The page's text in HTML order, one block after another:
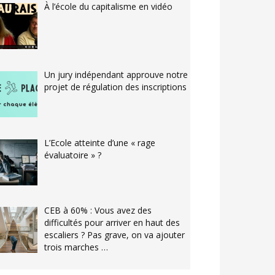
À l’école du capitalisme en vidéo
Un jury indépendant approuve notre
projet de régulation des inscriptions
L’Ecole atteinte d’une « rage
évaluatoire » ?
CEB à 60% : Vous avez des
difficultés pour arriver en haut des
escaliers ? Pas grave, on va ajouter
trois marches …